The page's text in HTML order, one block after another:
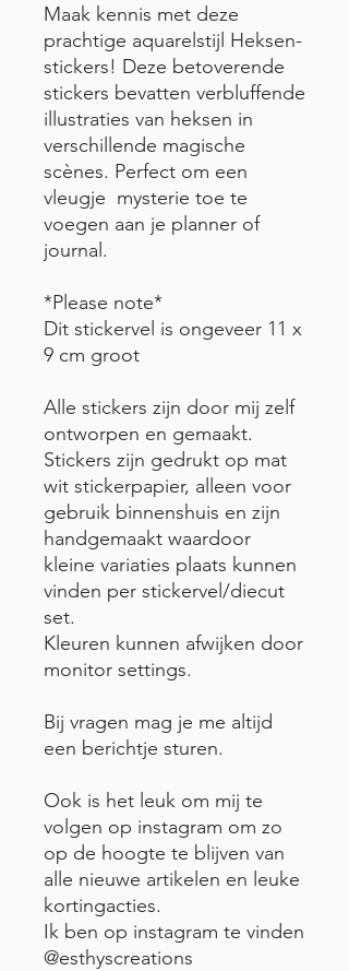
Maak kennis met deze
prachtige aquarelstijl Heksen-
stickers! Deze betoverende
stickers bevatten verbluffende
illustraties van heksen in
verschillende magische
scènes. Perfect om een ​​
vleugje mysterie toe te
voegen aan je planner of
journal.
*Please note*
Dit stickervel is ongeveer 11 x
9 cm groot
Alle stickers zijn door mij zelf
ontworpen en gemaakt.
Stickers zijn gedrukt op mat
wit stickerpapier, alleen voor
gebruik binnenshuis en zijn
handgemaakt waardoor
kleine variaties plaats kunnen
vinden per stickervel/diecut
set.
Kleuren kunnen afwijken door
monitor settings.
Bij vragen mag je me altijd
een berichtje sturen.
Ook is het leuk om mij te
volgen op instagram om zo
op de hoogte te blijven van
alle nieuwe artikelen en leuke
kortingacties.
Ik ben op instagram te vinden
@esthyscreations